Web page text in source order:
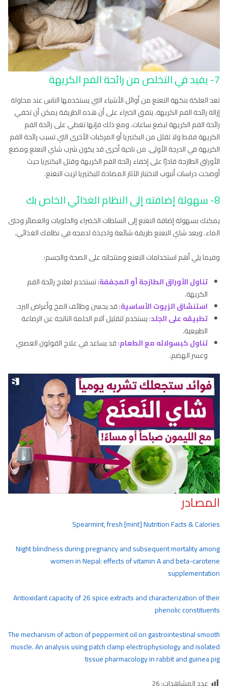
7- يفيد في التخلص من رائحة الفم الكريهة
تعد العلكة بنكهة النعنع من أوائل الأشياء التي يستخدمها الناس عند محاولة
إزالة رائحة الفم الكريهة. يتفق الخبراء على أن هذه الطريقة يمكن أن تخفي
رائحة الفم الكريهة لبضع ساعات. ومع ذلك فإنها تغطي على رائحة الفم
الكريهة فقط ولا تقلل من البكتيريا أو المركبات الأخرى التي تسبب رائحة الفم
الكريهة في الدرجة الأولى. من ناحية أخرى قد يكون شرب شاي النعنع ومضغ
الأوراق الطازجة قادرًا على إخفاء رائحة الفم الكريهة وقتل البكتيريا حيث
أوضحت دراسات أنبوب الاختبار الآثار المضادة للبكتيريا لزيت النعنع.
8- سهولة إضافته إلى النظام الغذائي الخاص بك
يمكنك بسهولة إضافة النعنع إلى السلطات الخضراء والحلويات والعصائر وحتى
الماء. ويعد شاي النعنع طريقة شائعة ولذيذة لدمجه في نظامك الغذائي.
وفيما يلي أهم استخدامات النعنع ومنتجاته على الصحة والجسم:
تناول الأوراق الطازجة أو المجففة: تستخدم لعلاج رائحة الفم
الكريهة.
استنشاق الزيوت الأساسية: قد يحسن وظائف المخ وأعراض البرد.
تطبيقه على الجلد: يستخدم لتقليل آلام الحلمة الناتجة عن الرضاعة
الطبيعية.
تناول كبسولاته مع الطعام: قد يساعد في علاج القولون العصبي
وعسر الهضم.
المصادر
Spearmint, fresh [mint] Nutrition Facts & Calories
Night blindness during pregnancy and subsequent mortality among
women in Nepal: effects of vitamin A and beta-carotene
supplementation
Antioxidant capacity of 26 spice extracts and characterization of their
phenolic constituents
The mechanism of action of peppermint oil on gastrointestinal smooth
muscle. An analysis using patch clamp electrophysiology and isolated
tissue pharmacology in rabbit and guinea pig
عدد المشاهدات:26